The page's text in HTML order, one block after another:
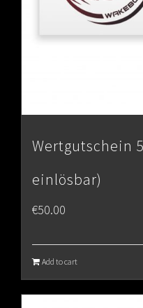
Wertgutschein
einlösbar)
€50.00
Add to cart